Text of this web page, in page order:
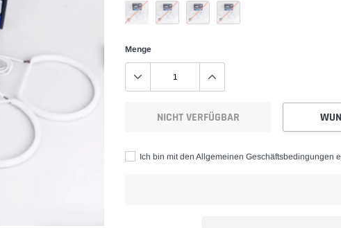
Menge
NICHT VERFÜGBAR
Ich bin mit den Allgemeinen Geschäftsbedingungen